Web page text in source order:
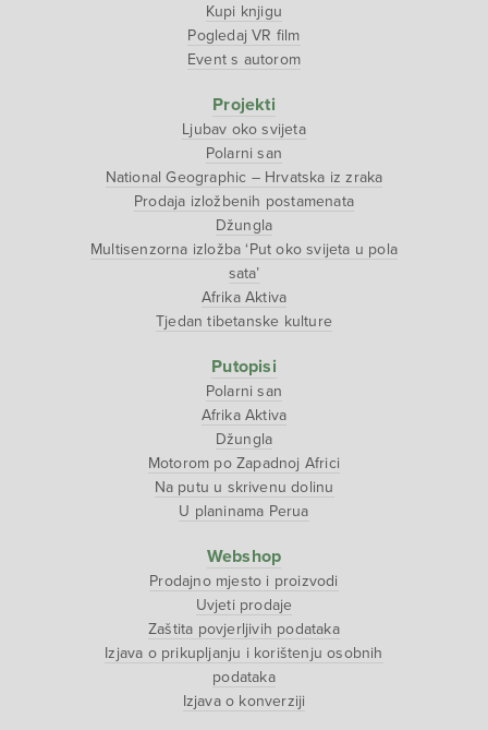
Kupi knjigu
Pogledaj VR film
Event s autorom
Projekti
Ljubav oko svijeta
Polarni san
National Geographic – Hrvatska iz zraka
Prodaja izložbenih postamenata
Džungla
Multisenzorna izložba ‘Put oko svijeta u pola
sata’
Afrika Aktiva
Tjedan tibetanske kulture
Putopisi
Polarni san
Afrika Aktiva
Džungla
Motorom po Zapadnoj Africi
Na putu u skrivenu dolinu
U planinama Perua
Webshop
Prodajno mjesto i proizvodi
Uvjeti prodaje
Zaštita povjerljivih podataka
Izjava o prikupljanju i korištenju osobnih
podataka
Izjava o konverziji